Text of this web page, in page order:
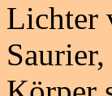
Lichter